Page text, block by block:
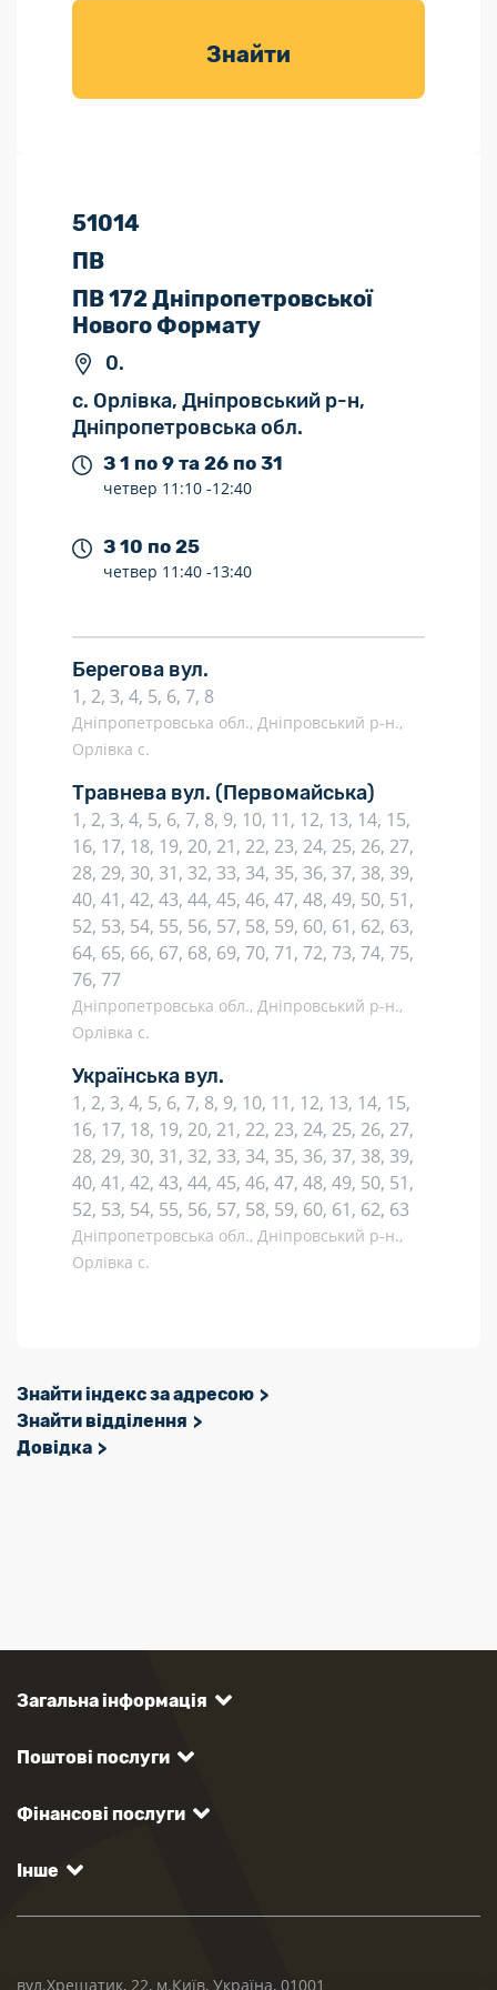
товарів для
Знайти
51014
ПВ
ПВ 172 Дніпропетровської
Нового Формату
0.
с. Орлівка, Дніпровський р-н,
Дніпропетровська обл.
З 1 по 9 та 26 по 31
четвер 11:10 -12:40
З 10 по 25
четвер 11:40 -13:40
Берегова вул.
1, 2, 3, 4, 5, 6, 7, 8
Дніпропетровська обл., Дніпровський р-н.,
Орлівка с.
Травнева вул. (Первомайська)
1, 2, 3, 4, 5, 6, 7, 8, 9, 10, 11, 12, 13, 14, 15,
16, 17, 18, 19, 20, 21, 22, 23, 24, 25, 26, 27,
28, 29, 30, 31, 32, 33, 34, 35, 36, 37, 38, 39,
40, 41, 42, 43, 44, 45, 46, 47, 48, 49, 50, 51,
52, 53, 54, 55, 56, 57, 58, 59, 60, 61, 62, 63,
64, 65, 66, 67, 68, 69, 70, 71, 72, 73, 74, 75,
76, 77
Дніпропетровська обл., Дніпровський р-н.,
Орлівка с.
Українська вул.
1, 2, 3, 4, 5, 6, 7, 8, 9, 10, 11, 12, 13, 14, 15,
16, 17, 18, 19, 20, 21, 22, 23, 24, 25, 26, 27,
28, 29, 30, 31, 32, 33, 34, 35, 36, 37, 38, 39,
40, 41, 42, 43, 44, 45, 46, 47, 48, 49, 50, 51,
52, 53, 54, 55, 56, 57, 58, 59, 60, 61, 62, 63
Дніпропетровська обл., Дніпровський р-н.,
Орлівка с.
Знайти індекс за адресою
Знайти відділення
Довідка
Загальна інформація
Поштові послуги
Фінансові послуги
Інше
вул.Хрещатик, 22, м.Київ, Україна, 01001